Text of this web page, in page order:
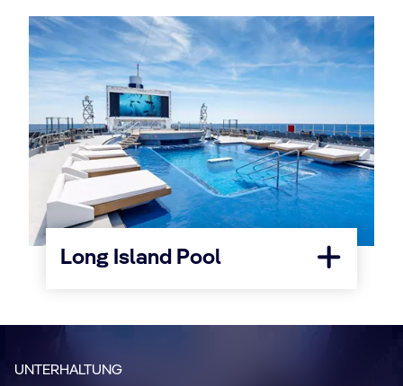
Long Island Pool
UNTERHALTUNG